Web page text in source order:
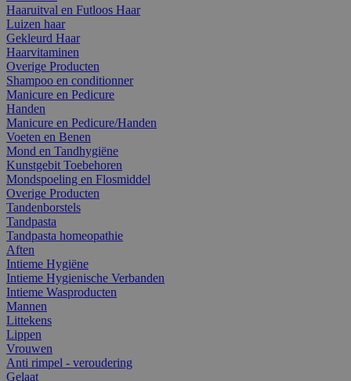
Haaruitval en Futloos Haar
Luizen haar
Gekleurd Haar
Haarvitaminen
Overige Producten
Shampoo en conditionner
Manicure en Pedicure
Handen
Manicure en Pedicure/Handen
Voeten en Benen
Mond en Tandhygiëne
Kunstgebit Toebehoren
Mondspoeling en Flosmiddel
Overige Producten
Tandenborstels
Tandpasta
Tandpasta homeopathie
Aften
Intieme Hygiëne
Intieme Hygienische Verbanden
Intieme Wasproducten
Mannen
Littekens
Lippen
Vrouwen
Anti rimpel - veroudering
Gelaat